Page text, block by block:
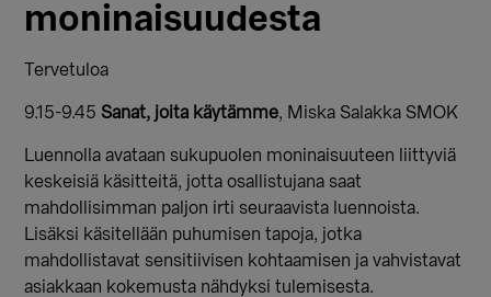
moninaisuudesta
Tervetuloa
9.15-9.45 Sanat, joita käytämme, Miska Salakka SMOK
Luennolla avataan sukupuolen moninaisuuteen liittyviä
keskeisiä käsitteitä, jotta osallistujana saat
mahdollisimman paljon irti seuraavista luennoista.
Lisäksi käsitellään puhumisen tapoja, jotka
mahdollistavat sensitiivisen kohtaamisen ja vahvistavat
asiakkaan kokemusta nähdyksi tulemisesta.